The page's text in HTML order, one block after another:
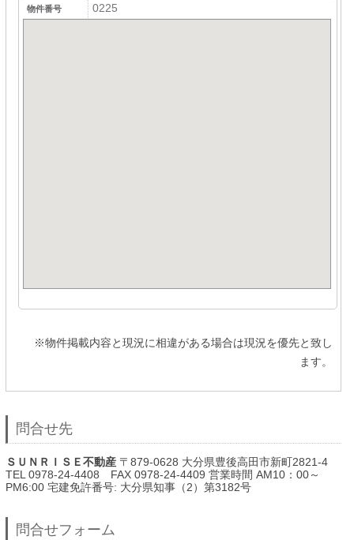
物件番号 0225
※物件掲載内容と現況に相違がある場合は現況を優先と致し
ます。
問合せ先
ＳＵＮＲＩＳＥ不動産 〒879-0628 大分県豊後高田市新町2821-4
TEL 0978-24-4408 FAX 0978-24-4409 営業時間 AM10：00～
PM6:00 宅建免許番号: 大分県知事（2）第3182号
問合せフォーム